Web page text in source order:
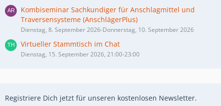
Kombiseminar Sachkundiger für Anschlagmittel und
Traversensysteme (AnschlägerPlus)
Dienstag, 8. September 2026-Donnerstag, 10. September 2026
Virtueller Stammtisch im Chat
Dienstag, 15. September 2026, 21:00-23:00
Registriere Dich jetzt für unseren kostenlosen Newsletter.